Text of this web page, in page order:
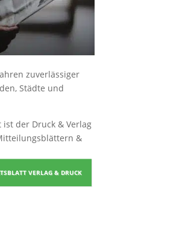
zuverlässiger
Städte und
ist der Druck & Verlag
&
VERLAG & DRUCK